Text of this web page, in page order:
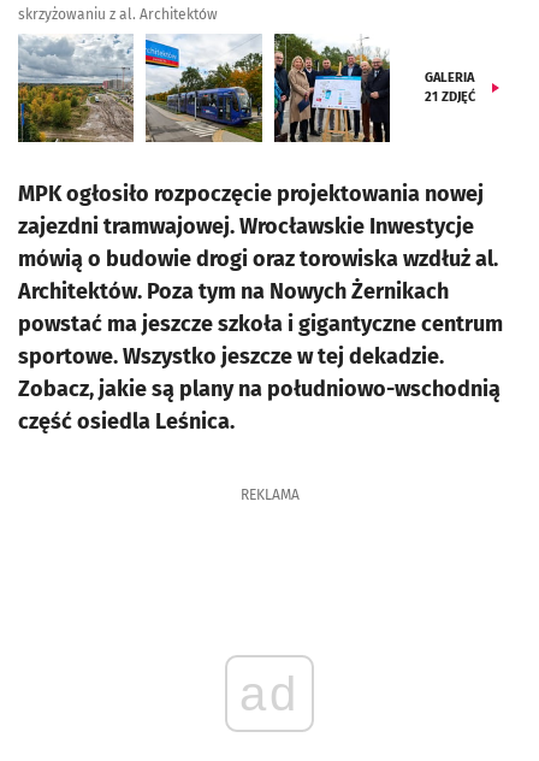
skrzyżowaniu z al. Architektów
GALERIA
21 ZDJĘĆ
MPK ogłosiło rozpoczęcie projektowania nowej
zajezdni tramwajowej. Wrocławskie Inwestycje
mówią o budowie drogi oraz torowiska wzdłuż al.
Architektów. Poza tym na Nowych Żernikach
powstać ma jeszcze szkoła i gigantyczne centrum
sportowe. Wszystko jeszcze w tej dekadzie.
Zobacz, jakie są plany na południowo-wschodnią
część osiedla Leśnica.
REKLAMA
ad